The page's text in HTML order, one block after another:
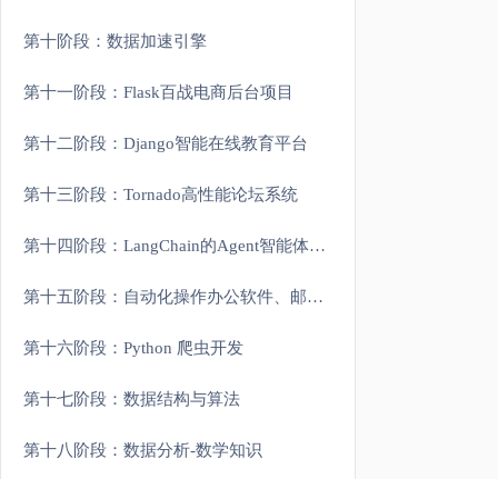
第十阶段：数据加速引擎
第十一阶段：Flask百战电商后台项目
第十二阶段：Django智能在线教育平台
第十三阶段：Tornado高性能论坛系统
第十四阶段：LangChain的Agent智能体开发
第十五阶段：自动化操作办公软件、邮件、定时任务等
第十六阶段：Python 爬虫开发
第十七阶段：数据结构与算法
第十八阶段：数据分析-数学知识